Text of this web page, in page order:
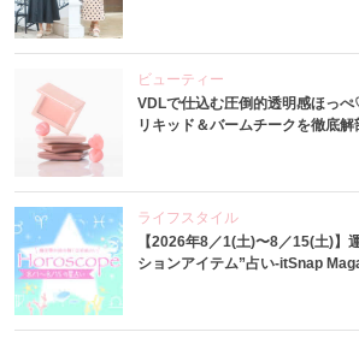
ビューティー
VDLで仕込む圧倒的透明感ほっ
リキッド＆バームチークを徹底解
ライフスタイル
【2026年8／1(土)〜8／15(土)】
ションアイテム”占い-itSnap